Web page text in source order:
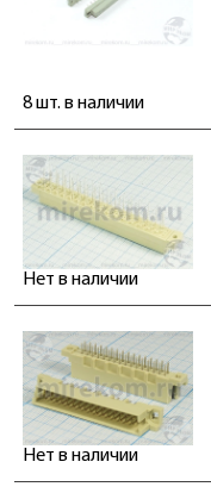
8 шт. в наличии
Нет в наличии
Нет в наличии